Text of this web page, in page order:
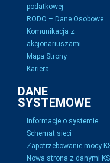
podatkowej
RODO – Dane Osobowe
Komunikacja z
akcjonariuszami
Mapa Strony
Kariera
DANE
SYSTEMOWE
Informacje o systemie
Schemat sieci
Zapotrzebowanie mocy
Nowa strona z danymi